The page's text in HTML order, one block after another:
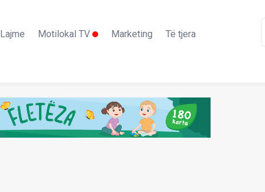
Lajme Motilokal TV Marketing Të tjera